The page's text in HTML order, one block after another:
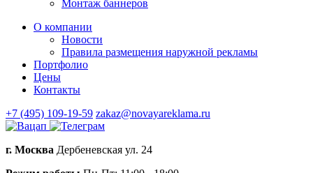
Монтаж баннеров
О компании
Новости
Правила размещения наружной рекламы
Портфолио
Цены
Контакты
+7 (495) 109-19-59 zakaz@novayareklama.ru
г. Москва Дербеневская ул. 24